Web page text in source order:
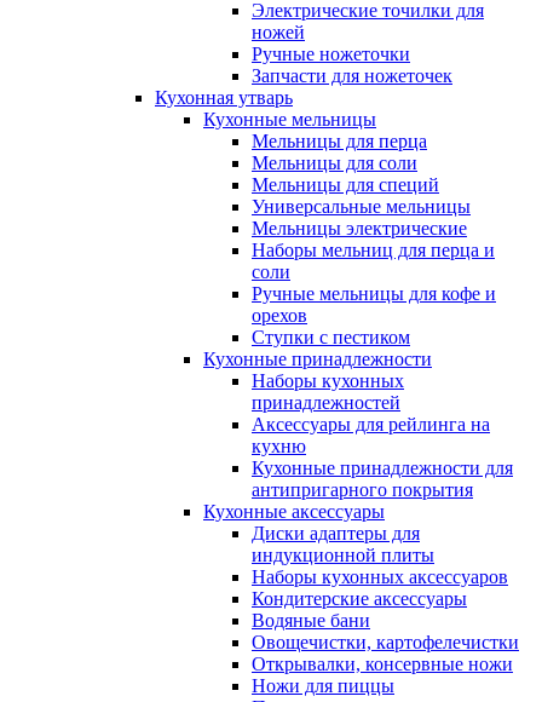
Электрические точилки для
ножей
Ручные ножеточки
Запчасти для ножеточек
Кухонная утварь
Кухонные мельницы
Мельницы для перца
Мельницы для соли
Мельницы для специй
Универсальные мельницы
Мельницы электрические
Наборы мельниц для перца и
соли
Ручные мельницы для кофе и
орехов
Ступки с пестиком
Кухонные принадлежности
Наборы кухонных
принадлежностей
Аксессуары для рейлинга на
кухню
Кухонные принадлежности для
антипригарного покрытия
Кухонные аксессуары
Диски адаптеры для
индукционной плиты
Наборы кухонных аксессуаров
Кондитерские аксессуары
Водяные бани
Овощечистки, картофелечистки
Открывалки, консервные ножи
Ножи для пиццы